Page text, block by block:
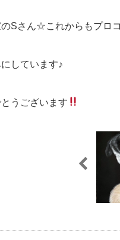
Sさん☆これからもプロ
しています♪
うございます